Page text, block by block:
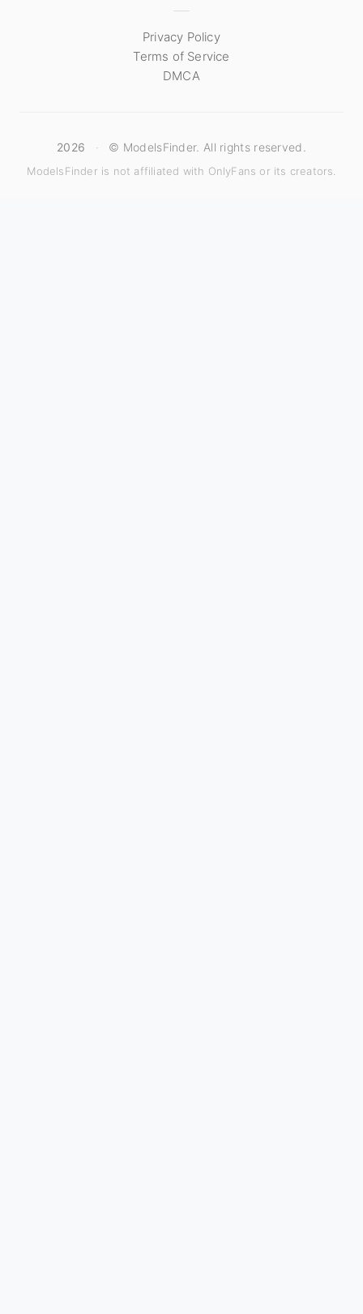
Privacy Policy
Terms of Service
DMCA
2026 · © ModelsFinder. All rights reserved.
ModelsFinder is not affiliated with OnlyFans or its creators.